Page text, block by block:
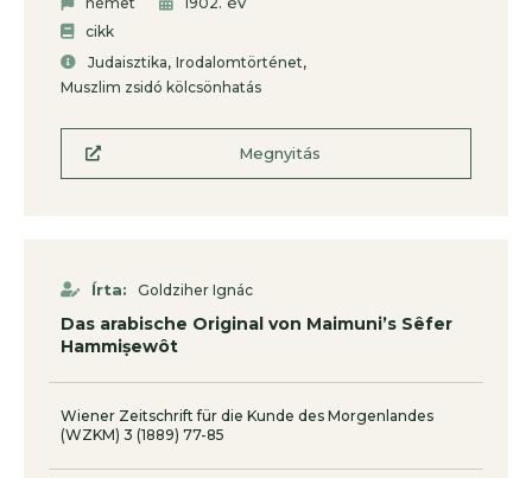
cikk
Judaisztika, Irodalomtörténet,
Muszlim zsidó kölcsönhatás
Megnyitás
Írta: Goldziher Ignác
Das arabische Original von Maimuni’s Sêfer
Hammiṣewôt
Wiener Zeitschrift für die Kunde des Morgenlandes
(WZKM) 3 (1889) 77-85